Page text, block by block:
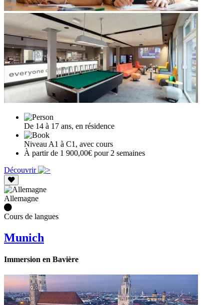
De 14 à 17 ans, en résidence
Niveau A1 à C1, avec cours
À partir de 1 900,00€ pour 2 semaines
Découvrir
Allemagne
Cours de langues
Munich
Immersion en Bavière